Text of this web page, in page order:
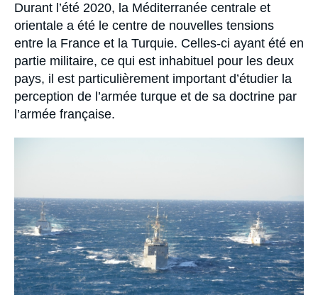
Accroche
Durant l’été 2020, la Méditerranée centrale et
orientale a été le centre de nouvelles tensions
entre la France et la Turquie. Celles-ci ayant été en
partie militaire, ce qui est inhabituel pour les deux
pays, il est particulièrement important d’étudier la
perception de l’armée turque et de sa doctrine par
l’armée française.